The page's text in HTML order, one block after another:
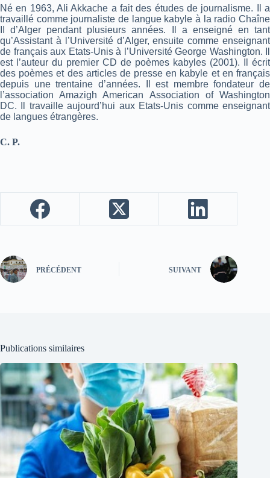
Né en 1963, Ali Akkache a fait des études de journalisme. Il a
travaillé comme journaliste de langue kabyle à la radio Chaîne
II d’Alger pendant plusieurs années. Il a enseigné en tant
qu’Assistant à l’Université d’Alger, ensuite comme enseignant
de français aux Etats-Unis à l’Université George Washington. Il
est l’auteur du premier CD de poèmes kabyles (2001). Il écrit
des poèmes et des articles de presse en kabyle et en français
depuis une trentaine d’années. Il est membre fondateur de
l’association Amazigh American Association of Washington
DC. Il travaille aujourd’hui aux Etats-Unis comme enseignant
de langues étrangères.
C. P.
PRÉCÉDENT SUIVANT
Publications similaires